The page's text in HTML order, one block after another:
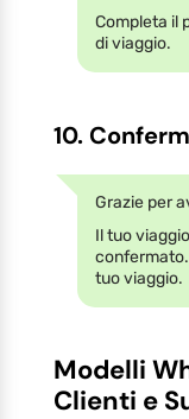
Completa il
di viaggio.
10.
Grazie per
Il tuo
tuo viaggio.
Modelli
Clienti e